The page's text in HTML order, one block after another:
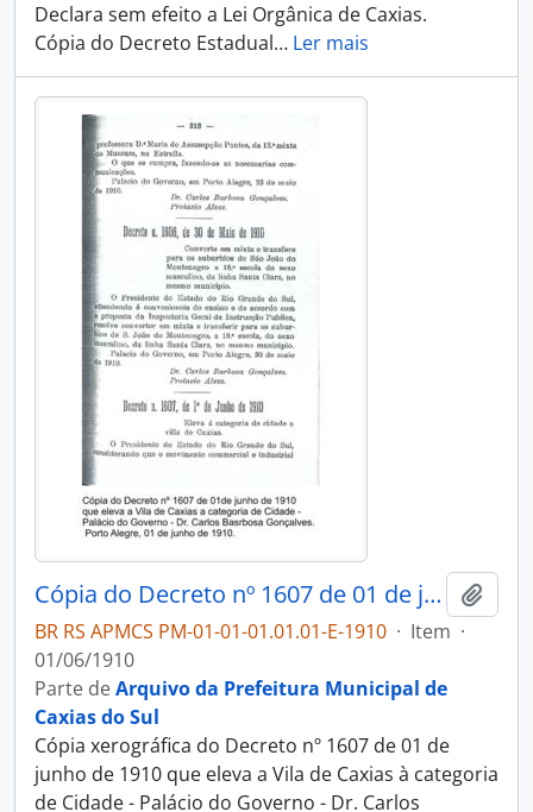
Declara sem efeito a Lei Orgânica de Caxias.
Cópia do Decreto Estadual… Ler mais
Cópia do Decreto nº 1607 de 01 de junho de 1910
BR RS APMCS PM-01-01-01.01.01-E-1910 · Item ·
01/06/1910
Parte deArquivo da Prefeitura Municipal de
Caxias do Sul
Cópia xerográfica do Decreto nº 1607 de 01 de
junho de 1910 que eleva a Vila de Caxias à categoria
de Cidade - Palácio do Governo - Dr. Carlos